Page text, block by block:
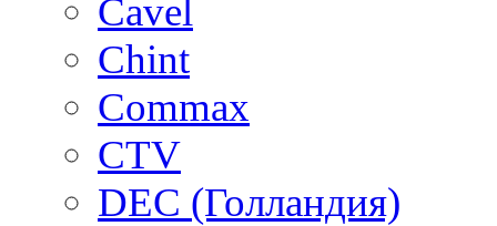
Cavel
Chint
Commax
CTV
DEC (Голландия)